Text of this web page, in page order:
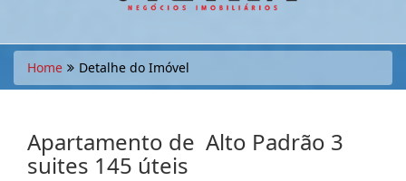
Home Detalhe do Imóvel
Apartamento de Alto Padrão 3
suites 145 úteis